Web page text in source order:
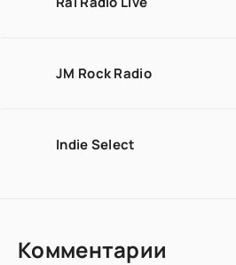
JM Rock Radio
Indie Select
Комментарии